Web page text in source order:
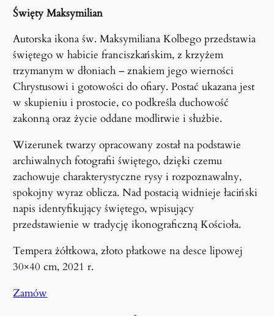
Święty Maksymilian
Autorska ikona św. Maksymiliana Kolbego przedstawia
świętego w habicie franciszkańskim, z krzyżem
trzymanym w dłoniach – znakiem jego wierności
Chrystusowi i gotowości do ofiary. Postać ukazana jest
w skupieniu i prostocie, co podkreśla duchowość
zakonną oraz życie oddane modlitwie i służbie.
Wizerunek twarzy opracowany został na podstawie
archiwalnych fotografii świętego, dzięki czemu
zachowuje charakterystyczne rysy i rozpoznawalny,
spokojny wyraz oblicza. Nad postacią widnieje łaciński
napis identyfikujący świętego, wpisujący
przedstawienie w tradycję ikonograficzną Kościoła.
Tempera żółtkowa, złoto płatkowe na desce lipowej
30×40 cm, 2021 r.
Zamów